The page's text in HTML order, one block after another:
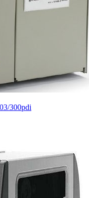
300pdi